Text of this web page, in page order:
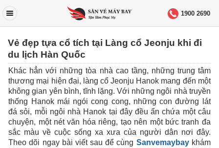
1900 2690
Vẻ đẹp tựa cổ tích tại Làng cổ Jeonju khi đi
du lịch Hàn Quốc
Khác hẳn với những tòa nhà cao tầng, những trung tâm
thương mại hiện đại, làng cổ Jeonju Hanok mang đến một
không gian yên bình, tĩnh lặng. Với những ngôi nhà truyền
thống Hanok mái ngói cong cong, những con đường lát
đá sỏi, mỗi ngôi nhà Hanok tại đây đều ẩn chứa một câu
chuyện, một nét văn hóa riêng, tạo nên một bức tranh đa
sắc màu về cuộc sống xa xưa của người dân nơi đây.
Theo dõi ngay bài viết sau để cùng Sanvemaybay khám